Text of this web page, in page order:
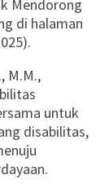
Mendorong
di halaman
M.M.,
untuk
disabilitas,